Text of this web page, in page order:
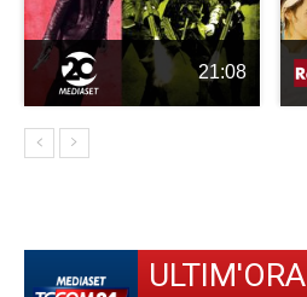
21:08
ULTIM'ORA